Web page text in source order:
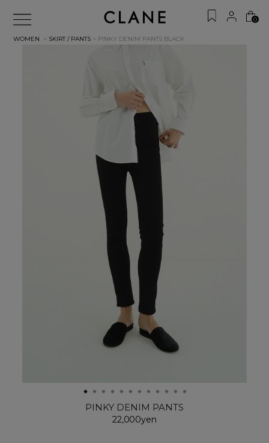
0
WOMEN > SKIRT / PANTS > PINKY DENIM PANTS BLACK
PINKY DENIM PANTS
22,000yen